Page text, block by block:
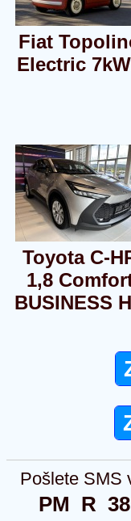
Fiat
Electric
Toyota C-
1,8
BUSINESS
Pošlete SMS
PM  R